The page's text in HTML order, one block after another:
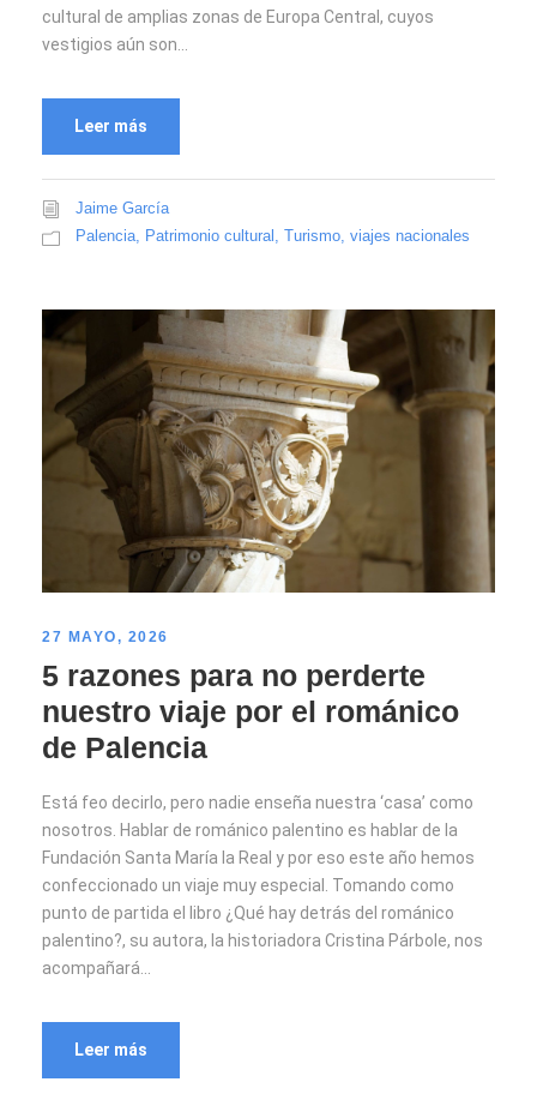
cultural de amplias zonas de Europa Central, cuyos
vestigios aún son...
Leer más
Jaime García
Palencia
Patrimonio cultural Turismo viajes nacionales
27 MAYO, 2026
5 razones para no perderte
nuestro viaje por el románico
de Palencia
Está feo decirlo, pero nadie enseña nuestra ‘casa’ como
nosotros. Hablar de románico palentino es hablar de la
Fundación Santa María la Real y por eso este año hemos
confeccionado un viaje muy especial. Tomando como
punto de partida el libro ¿Qué hay detrás del románico
palentino?, su autora, la historiadora Cristina Párbole, nos
acompañará...
Leer más